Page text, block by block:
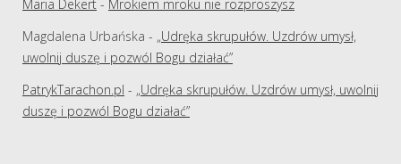
Maria Dekert - Mrokiem mroku nie rozproszysz
Magdalena Urbańska - „Udręka skrupułów. Uzdrów umysł,
uwolnij duszę i pozwól Bogu działać”
PatrykTarachon.pl - „Udręka skrupułów. Uzdrów umysł, uwolnij
duszę i pozwól Bogu działać”